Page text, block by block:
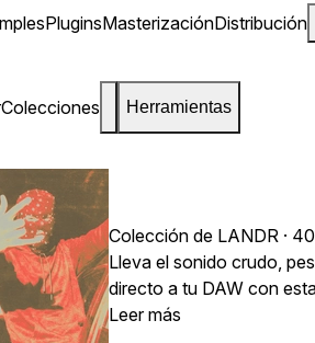
PluginsMasterizaciónDistribución
Colecciones Herramientas
Colección de LANDR ·
Lleva el sonido crudo,
directo a tu DAW con
Diseñado para reflejar la
Leer más